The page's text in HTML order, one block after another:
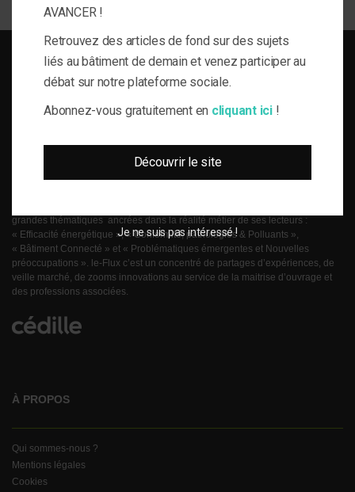
le-Flux est né de la volonté de proposer aux acteurs de la gestion technique
du bâtiment, de l’information journalistique inédite, fiable et multi-expertises.
grandes thématiques ancrées dans la réalité métier de ses lecteurs :
« Efficacité énergétique », « Conformité, pathologies & Polluants »,
« Bâtiment Connecté » et « Problématiques émergentes et Nouvelles
préoccupations ». le-Flux c’est un concentré de partages d’expériences, de
veille marché, de zooms innovations au service de la maitrise d’ouvrage et
des professions associées.
À PROPOS
Qui sommes-nous ?
Mentions légales
Cookies
AVANCER !
Retrouvez des articles de fond sur des sujets
liés au bâtiment de demain et venez participer au
débat sur notre plateforme sociale.
Abonnez-vous gratuitement en cliquant ici!
Découvrir le site
Je ne suis pas intéressé !